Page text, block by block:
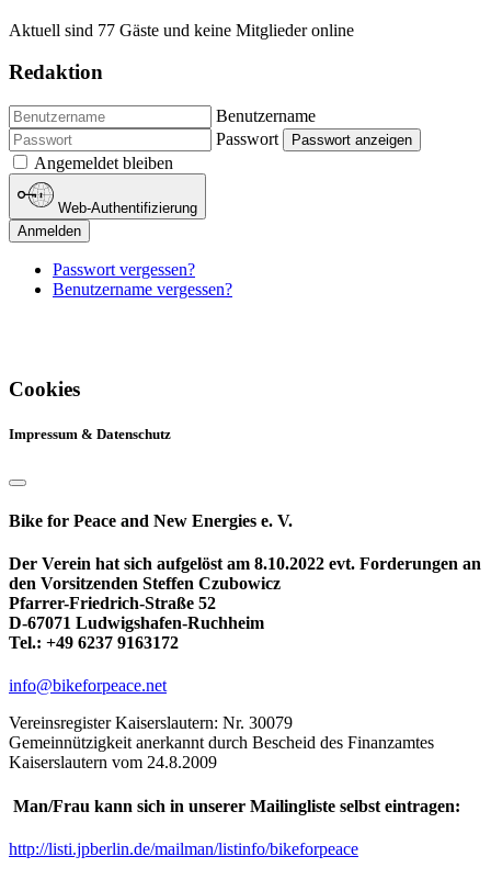
Aktuell sind 77 Gäste und keine Mitglieder online
Redaktion
Benutzername
Passwort
Passwort anzeigen
Angemeldet bleiben
Web-Authentifizierung
Anmelden
Passwort vergessen?
Benutzername vergessen?
Cookies
Impressum & Datenschutz
Bike for Peace and New Energies e. V.
Der Verein hat sich aufgelöst am 8.10.2022 evt. Forderungen an
den Vorsitzenden Steffen Czubowicz
Pfarrer-Friedrich-Straße 52
D-67071 Ludwigshafen-Ruchheim
Tel.: +49 6237 9163172
info@bikeforpeace.net
Vereinsregister Kaiserslautern: Nr. 30079
Gemeinnützigkeit anerkannt durch Bescheid des Finanzamtes
Kaiserslautern vom 24.8.2009
Man/Frau kann sich in unserer Mailingliste selbst eintragen:
http://listi.jpberlin.de/mailman/listinfo/bikeforpeace